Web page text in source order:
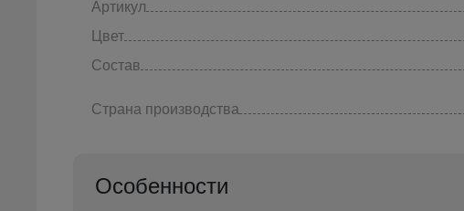
Артикул
Цвет
Состав
Страна производства
Особенности